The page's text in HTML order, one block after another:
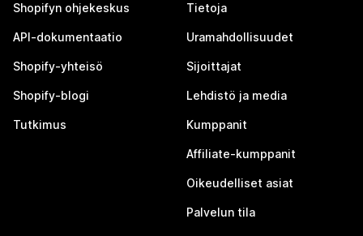
Shopifyn ohjekeskus
API-dokumentaatio
Shopify-yhteisö
Shopify-blogi
Tutkimus
Tietoja
Uramahdollisuudet
Sijoittajat
Lehdistö ja media
Kumppanit
Affiliate-kumppanit
Oikeudelliset asiat
Palvelun tila